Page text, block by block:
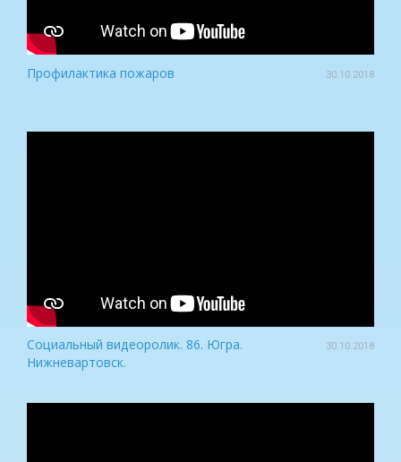
Профилактика пожаров 30.10.2018
Социальный видеоролик. 86. Югра.
Нижневартовск.
30.10.2018